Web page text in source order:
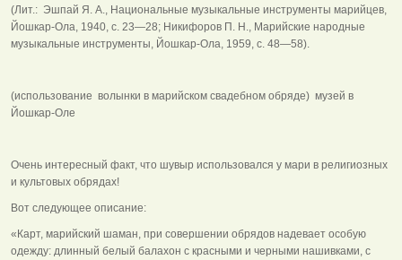
(Лит.: Эшпай Я. А., Национальные музыкальные инструменты марийцев,
Йошкар-Ола, 1940, с. 23—28; Никифоров П. Н., Марийские народные
музыкальные инструменты, Йошкар-Ола, 1959, с. 48—58).
(использование волынки в марийском свадебном обряде) музей в
Йошкар-Оле
Очень интересный факт, что шувыр использовался у мари в религиозных
и культовых обрядах!
Вот следующее описание:
«Карт, марийский шаман, при совершении обрядов надевает особую
одежду: длинный белый балахон с красными и черными нашивками, с